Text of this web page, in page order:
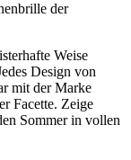
der
Weise
Design von
mit der Marke
Facette. Zeige
Sommer in vollen